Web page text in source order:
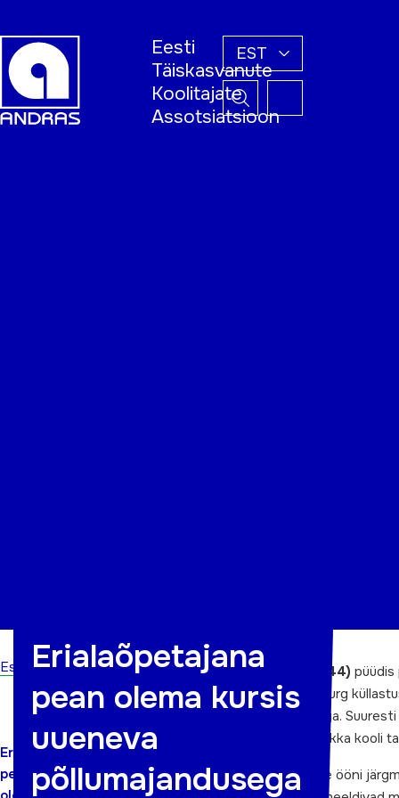
Eesti
Täiskasvanute
Koolitajate
Assotsiatsioon
EST
Esileht
Erialaõpetajana
pean
Erialaõpetajana
pean olema kursis
uueneva
põllumajandusega
Järvamaa aasta õppija Kaja Vessart (44)
hakata. Algul läks kõik kenasti, kuid siis turg
Maamajanduskoolis, oli kõhklemist küllaga.
olnud ma üldse kindel, kas tulen sügisel ikka kooli
Aasta sai raske. Nii mõnigi kord tuli poole ööni